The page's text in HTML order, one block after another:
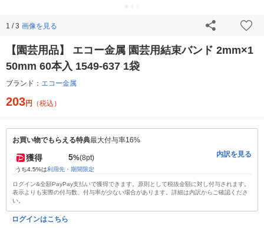
1 / 3 画像を見る
【園芸用品】 エコー金属 園芸用結束バンド 2mm×1
50mm 60本入 1549-637 1袋
ブランド： エコー金属
203円 （税込）
お買い物でもらえる特典最大付与率16%
獲得 5%(8pt)
うち4.5%は利用先・期間限定
内訳を見る
ログイン&全額PayPay支払いで獲得できます。原則として税抜金額に対し付与されます。
表示よりも実際の付与数、付与率が少ない場合があります。詳細は内訳からご確認くださ
い。
ログインはこちら